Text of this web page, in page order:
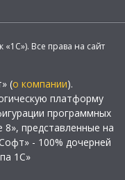
Все права на сайт
(о компании).
платформу
программных
представленные на
- 100% дочерней
1С»